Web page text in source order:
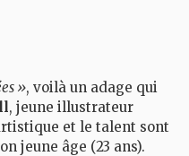
», voilà un adage qui
, jeune illustrateur
et le talent sont
jeune âge (23 ans).